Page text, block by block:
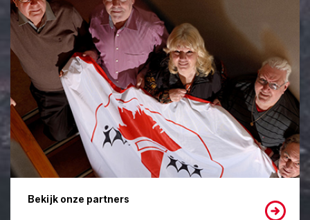
Bekijk onze partners